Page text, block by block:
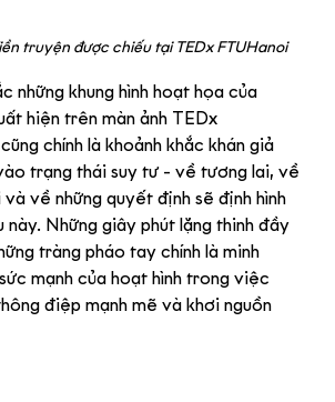
truyện được chiếu tại TEDx FTUHanoi
những khung hình hoạt họa của
hiện trên màn ảnh TEDx
chính là khoảnh khắc khán giả
trạng thái suy tư - về tương lai, về
về những quyết định sẽ định hình
này. Những giây phút lặng thinh đầy
tràng pháo tay chính là minh
mạnh của hoạt hình trong việc
điệp mạnh mẽ và khơi nguồn